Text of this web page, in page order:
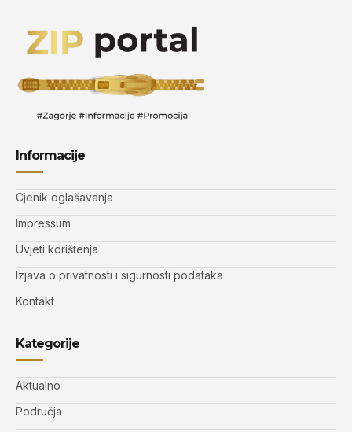
Informacije
Cjenik oglašavanja
Impressum
Uvjeti korištenja
Izjava o privatnosti i sigurnosti podataka
Kontakt
Kategorije
Aktualno
Područja